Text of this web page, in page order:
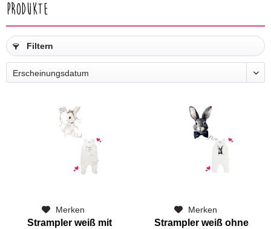
Produkte
Filtern
Merken
Strampler weiß mit
Merken
Strampler weiß ohne